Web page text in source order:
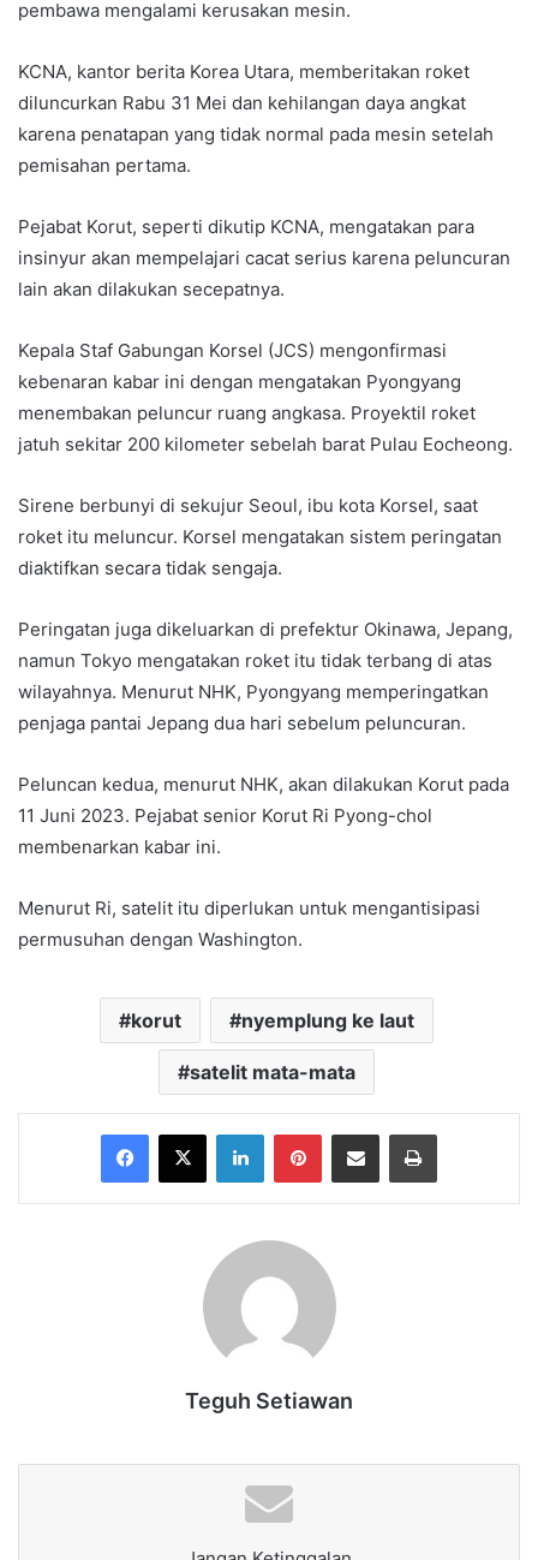
pembawa mengalami kerusakan mesin.
KCNA, kantor berita Korea Utara, memberitakan roket
diluncurkan Rabu 31 Mei dan kehilangan daya angkat
karena penatapan yang tidak normal pada mesin setelah
pemisahan pertama.
Pejabat Korut, seperti dikutip KCNA, mengatakan para
insinyur akan mempelajari cacat serius karena peluncuran
lain akan dilakukan secepatnya.
Kepala Staf Gabungan Korsel (JCS) mengonfirmasi
kebenaran kabar ini dengan mengatakan Pyongyang
menembakan peluncur ruang angkasa. Proyektil roket
jatuh sekitar 200 kilometer sebelah barat Pulau Eocheong.
Sirene berbunyi di sekujur Seoul, ibu kota Korsel, saat
roket itu meluncur. Korsel mengatakan sistem peringatan
diaktifkan secara tidak sengaja.
Peringatan juga dikeluarkan di prefektur Okinawa, Jepang,
namun Tokyo mengatakan roket itu tidak terbang di atas
wilayahnya. Menurut NHK, Pyongyang memperingatkan
penjaga pantai Jepang dua hari sebelum peluncuran.
Peluncan kedua, menurut NHK, akan dilakukan Korut pada
11 Juni 2023. Pejabat senior Korut Ri Pyong-chol
membenarkan kabar ini.
Menurut Ri, satelit itu diperlukan untuk mengantisipasi
permusuhan dengan Washington.
korut nyemplung ke laut
satelit mata-mata
Facebook
X LinkedInPinterestShare via Email Print
Teguh Setiawan